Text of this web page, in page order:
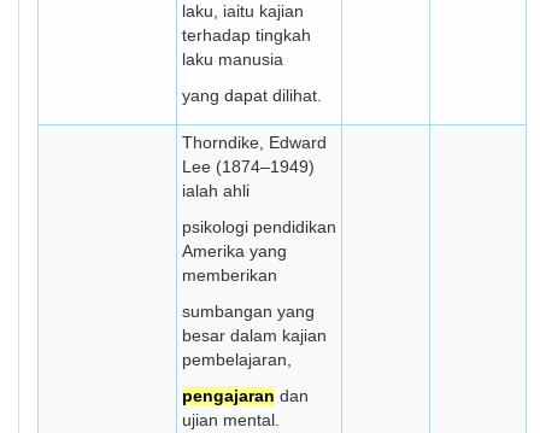
laku, iaitu kajian
terhadap tingkah
laku manusia
yang dapat dilihat.
Thorndike, Edward
Lee (1874–1949)
ialah ahli
psikologi pendidikan
Amerika yang
memberikan
sumbangan yang
besar dalam kajian
pembelajaran,
pengajaran dan
ujian mental.